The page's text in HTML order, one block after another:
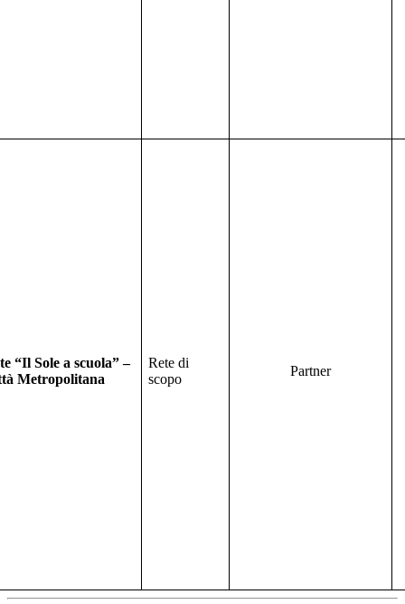
“Il Sole a scuola” –
Metropolitana
Rete di
scopo
Partner